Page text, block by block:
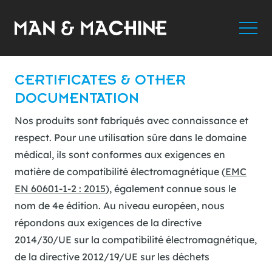
CERTIFICATES & OTHER
DOCUMENTATION
Nos produits sont fabriqués avec connaissance et
respect. Pour une utilisation sûre dans le domaine
médical, ils sont conformes aux exigences en
matière de compatibilité électromagnétique (EMC
EN 60601-1-2 : 2015), également connue sous le
nom de 4e édition. Au niveau européen, nous
répondons aux exigences de la directive
2014/30/UE sur la compatibilité électromagnétique,
de la directive 2012/19/UE sur les déchets